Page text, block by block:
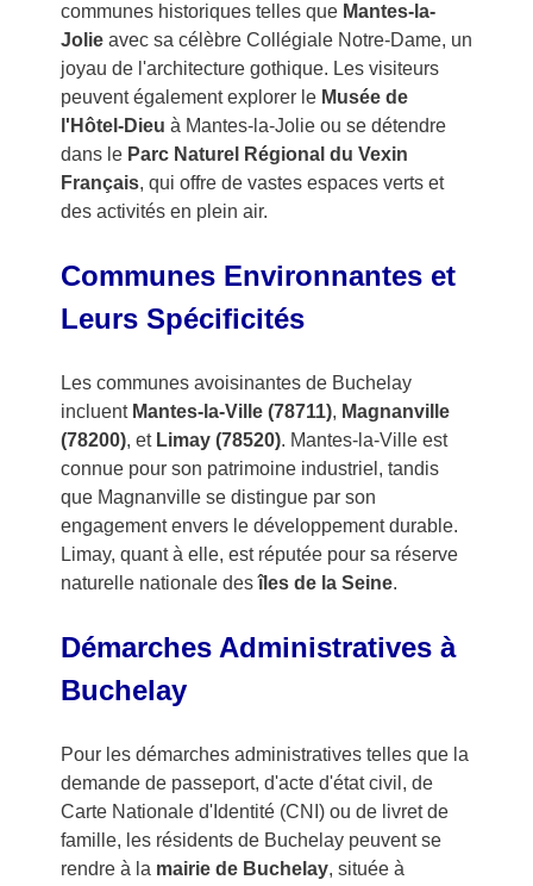
communes historiques telles que Mantes-la-
Jolieavec sa célèbre Collégiale Notre-Dame, un
joyau de l'architecture gothique. Les visiteurs
peuvent également explorer le Musée de
l'Hôtel-Dieu à Mantes-la-Jolie ou se détendre
dans le Parc Naturel Régional du Vexin
Français, qui offre de vastes espaces verts et
des activités en plein air.
Communes Environnantes et
Leurs Spécificités
Les communes avoisinantes de Buchelay
incluent Mantes-la-Ville (78711), Magnanville
(78200), et Limay (78520). Mantes-la-Ville est
connue pour son patrimoine industriel, tandis
que Magnanville se distingue par son
engagement envers le développement durable.
Limay, quant à elle, est réputée pour sa réserve
naturelle nationale desîles de la Seine.
Démarches Administratives à
Buchelay
Pour les démarches administratives telles que la
demande de passeport, d'acte d'état civil, de
Carte Nationale d'Identité (CNI) ou de livret de
famille, les résidents de Buchelay peuvent se
rendre à la mairie de Buchelay, située à